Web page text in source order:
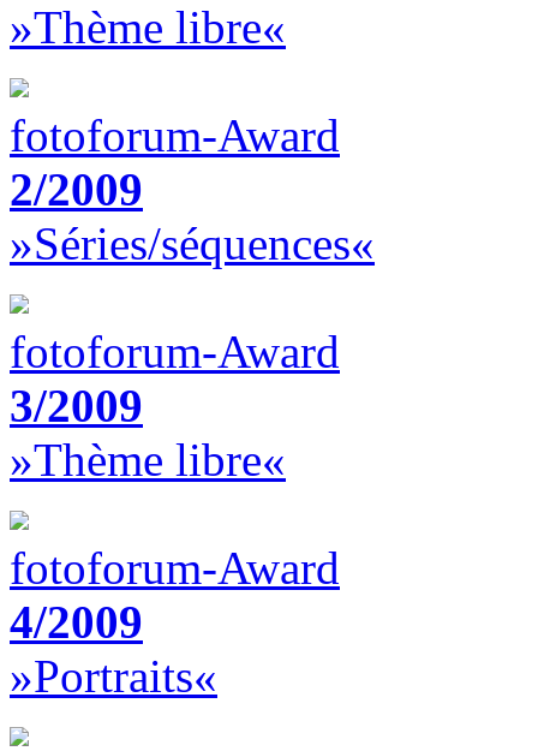
»Thème libre«
fotoforum-Award
2/2009
»Séries/séquences«
fotoforum-Award
3/2009
»Thème libre«
fotoforum-Award
4/2009
»Portraits«